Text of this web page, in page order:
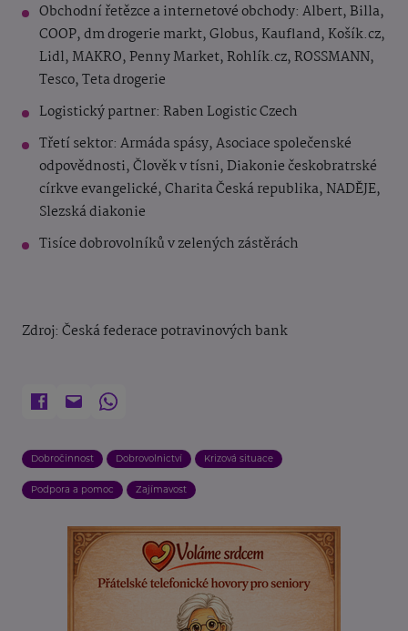
Obchodní řetězce a internetové obchody: Albert, Billa,
COOP, dm drogerie markt, Globus, Kaufland, Košík.cz,
Lidl, MAKRO, Penny Market, Rohlík.cz, ROSSMANN,
Tesco, Teta drogerie
Logistický partner: Raben Logistic Czech
Třetí sektor: Armáda spásy, Asociace společenské
odpovědnosti, Člověk v tísni, Diakonie českobratrské
církve evangelické, Charita Česká republika, NADĚJE,
Slezská diakonie
Tisíce dobrovolníků v zelených zástěrách
Zdroj: Česká federace potravinových bank
Dobročinnost Dobrovolnictví Krizová situace
Podpora a pomoc Zajímavost